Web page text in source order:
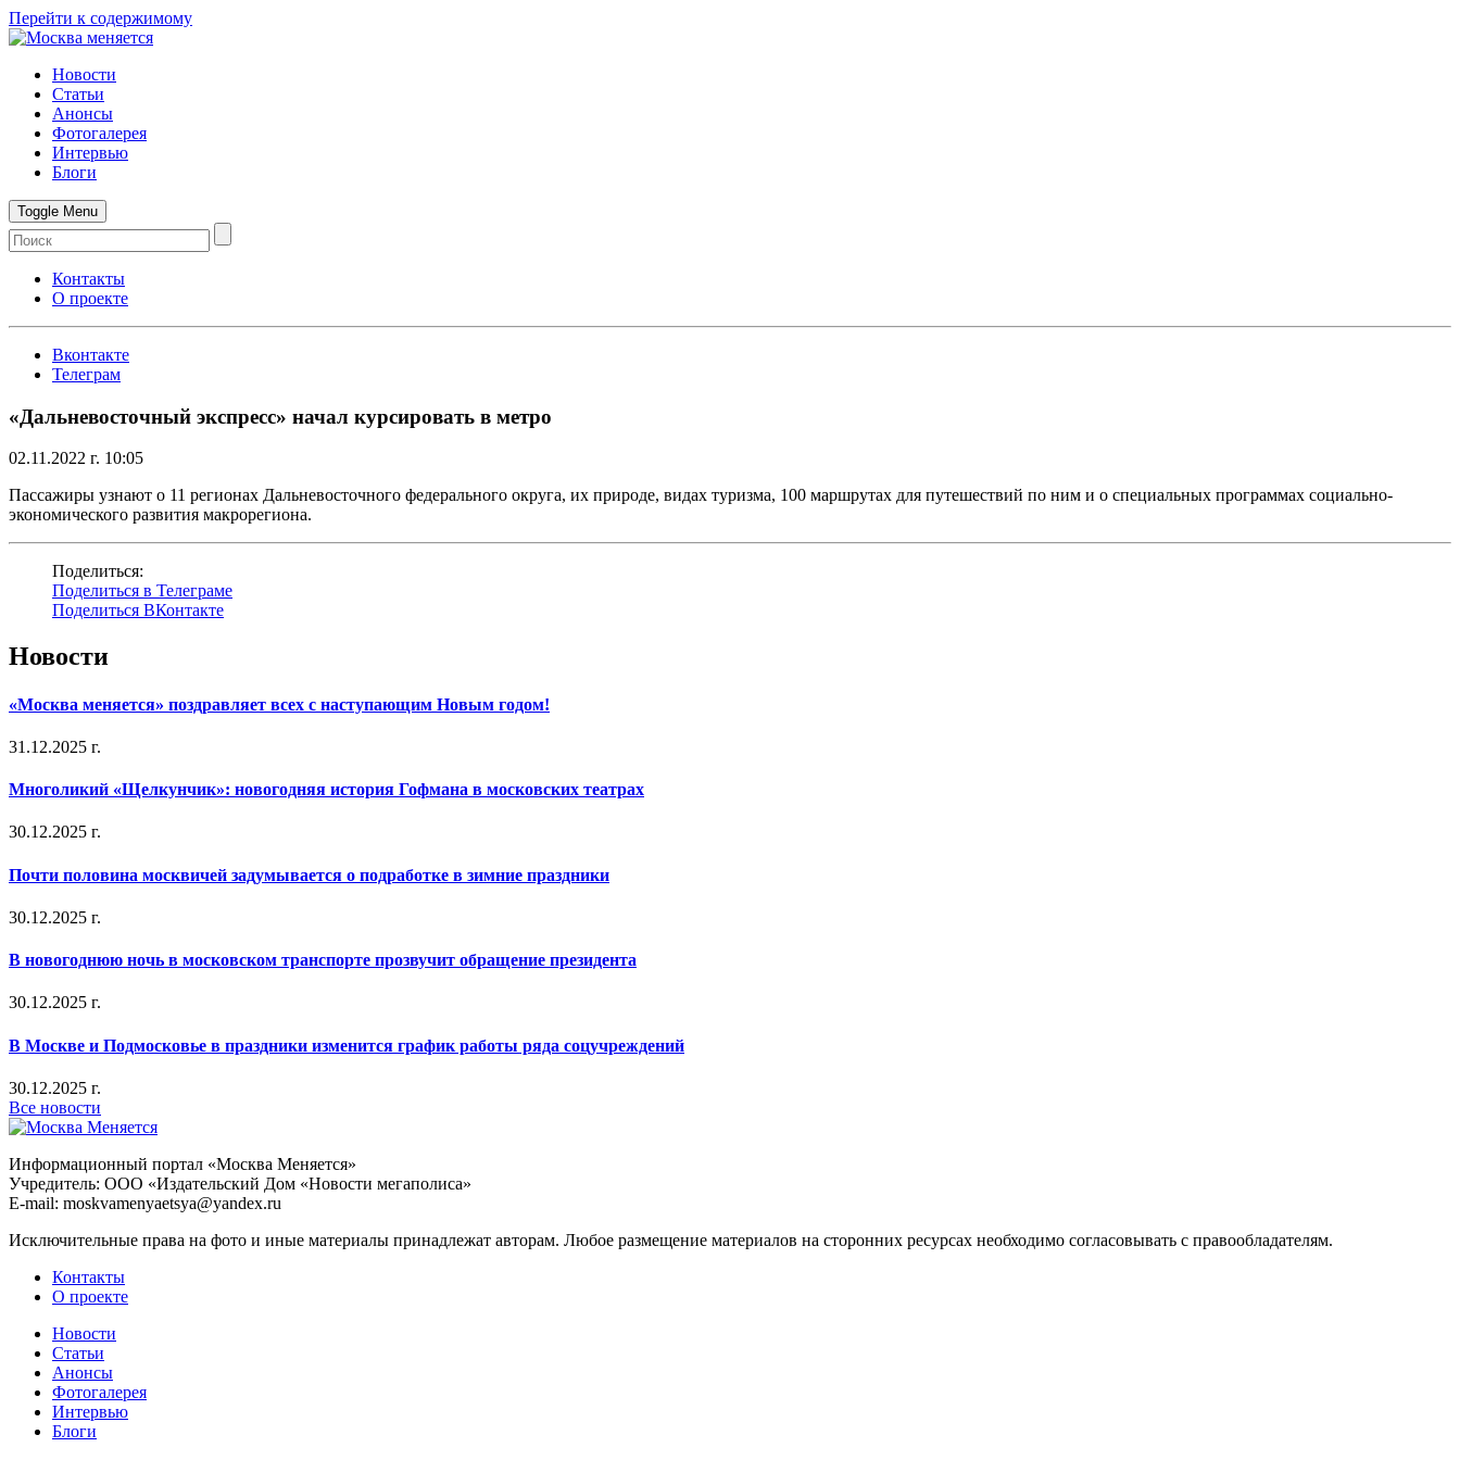
Перейти к содержимому
Новости
Статьи
Анонсы
Фотогалерея
Интервью
Блоги
Toggle Menu
Контакты
О проекте
Вконтакте
Телеграм
«Дальневосточный экспресс» начал курсировать в метро
02.11.2022 г. 10:05
Пассажиры узнают о 11 регионах Дальневосточного федерального округа, их природе, видах туризма, 100 маршрутах для путешествий по ним и о специальных программах социально-
экономического развития макрорегиона.
Поделиться:
Поделиться в Телеграме
Поделиться ВКонтакте
Новости
«Москва меняется» поздравляет всех с наступающим Новым годом!
31.12.2025 г.
Многоликий «Щелкунчик»: новогодняя история Гофмана в московских театрах
30.12.2025 г.
Почти половина москвичей задумывается о подработке в зимние праздники
30.12.2025 г.
В новогоднюю ночь в московском транспорте прозвучит обращение президента
30.12.2025 г.
В Москве и Подмосковье в праздники изменится график работы ряда соцучреждений
30.12.2025 г.
Все новости
Информационный портал «Москва Меняется»
Учредитель: ООО «Издательский Дом «Новости мегаполиса»
E-mail: moskvamenyaetsya@yandex.ru
Исключительные права на фото и иные материалы принадлежат авторам. Любое размещение материалов на сторонних ресурсах необходимо согласовывать с правообладателям.
Контакты
О проекте
Новости
Статьи
Анонсы
Фотогалерея
Интервью
Блоги